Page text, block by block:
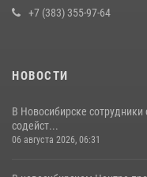
29 июля 2026, 05:19
+7 (383) 355-97-64
НОВОСТИ
В Новосибирске
содейст...
06 августа 2026, 06:31